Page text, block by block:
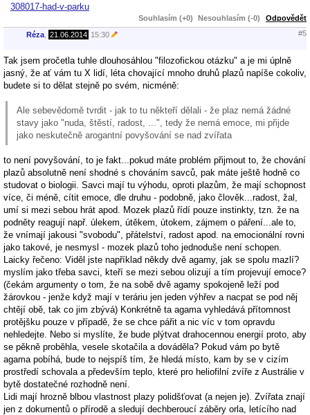
308017-had-v-parku
Souhlasím (+0) Nesouhlasím (-0) Odpovědět
Réza 21.06.2014 15:30 #5
Tak jsem pročetla tuhle dlouhosáhlou "filozofickou otázku" a je mi úplně
jasný, že ať vám tu X lidí, léta chovající mnoho druhů plazů napíše cokoliv,
budete si to dělat stejně po svém, nicméně:
Ale sebevědomě tvrdit - jak to tu někteří dělali - že plaz nemá žádné
stavy jako "nuda, štěstí, radost, ...", tedy že nemá emoce, mi přijde
jako neskutečně arogantní povyšování se nad zvířata
to není povyšování, to je fakt...pokud máte problém přijmout to, že chování
plazů absolutně není shodné s chováním savců, pak máte ještě hodně co
studovat o biologii. Savci mají tu výhodu, oproti plazům, že mají schopnost
více, či méně, cítit emoce, dle druhu - podobně, jako člověk...radost, žal,
umí si mezi sebou hrát apod. Mozek plazů řídí pouze instinkty, tzn. že na
podněty reagují např. úlekem, útěkem, útokem, zájmem o páření...ale to,
že vnímají jakousi "svobodu", přátelství, radost apod. na emocionální rovni
jako takové, je nesmysl - mozek plazů toho jednoduše není schopen.
Laicky řečeno: Viděl jste například někdy dvě agamy, jak se spolu mazlí?
myslím jako třeba savci, kteří se mezi sebou olizují a tím projevují emoce?
(čekám argumenty o tom, že na sobě dvě agamy spokojeně leží pod
žárovkou - jenže když mají v teráriu jen jeden výhřev a nacpat se pod něj
chtějí obě, tak co jim zbývá) Konkrétně ta agama vyhledává přítomnost
protějšku pouze v případě, že se chce pářit a nic víc v tom opravdu
nehledejte. Nebo si myslíte, že bude plýtvat drahocennou energií proto, aby
se pěkně proběhla, vesele skotačila a dováděla? Pokud vám po bytě
agama pobíhá, bude to nejspíš tím, že hledá místo, kam by se v cizím
prostředí schovala a především teplo, které pro heliofilní zvíře z Austrálie v
bytě dostatečné rozhodně není.
Lidi mají hrozně blbou vlastnost plazy polidšťovat (a nejen je). Zvířata znají
jen z dokumentů o přírodě a sledují dechberoucí záběry orla, letícího nad